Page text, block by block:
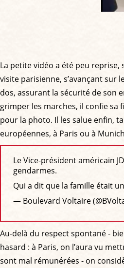
La petite vidéo a été peu reprise,
visite parisienne, s’avançant sur
dos, assurant la sécurité de son
grimper les marches, il confie sa
pour la photo. Il les salue enfin,
européennes, à Paris ou à
Le Vice-président américain
gendarmes.
Qui a dit que la famille était
— Boulevard Voltaire
Au-delà du respect spontané -
hasard : à Paris, on l’aura vu
sont mal rémunérées - on